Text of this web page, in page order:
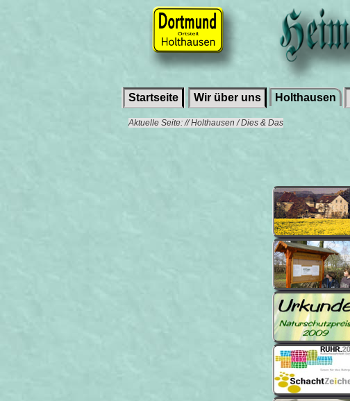
Startseite Wir über uns Holthausen
Aktuelle Seite: // Holthausen / Dies & Das